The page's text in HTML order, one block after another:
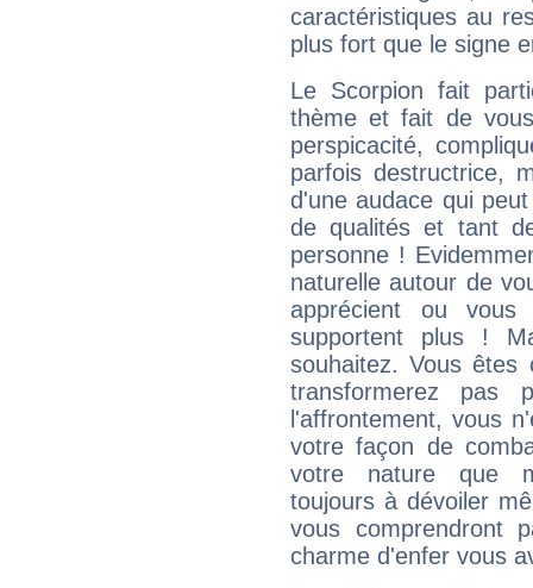
caractéristiques au
plus fort que le signe
Le Scorpion fait
thème et fait de
perspicacité,
parfois destructrice,
d'une audace qui
de qualités et tant
personne !
naturelle autour de
apprécient ou
supportent plus !
souhaitez. Vous
transformerez pas
l'affrontement, vous
votre façon de
votre nature que
toujours à dévoiler
vous comprendront
charme d'enfer vous